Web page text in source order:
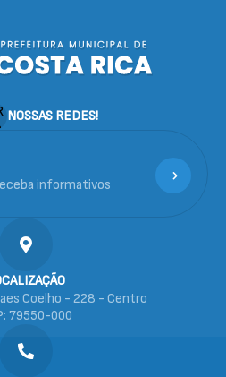
NOSSAS REDES!
Coelho - 228 - Centro
79550-000
informativos